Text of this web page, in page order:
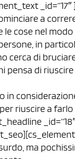
_id=”17″ ]
a
le cose nel
in
cerca di
pensa di
in
riuscire a farlo
ma